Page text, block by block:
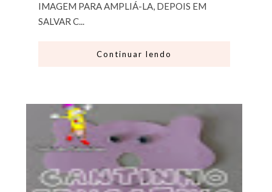
IMAGEM PARA AMPLIÁ-LA, DEPOIS EM
SALVAR C...
Continuar lendo